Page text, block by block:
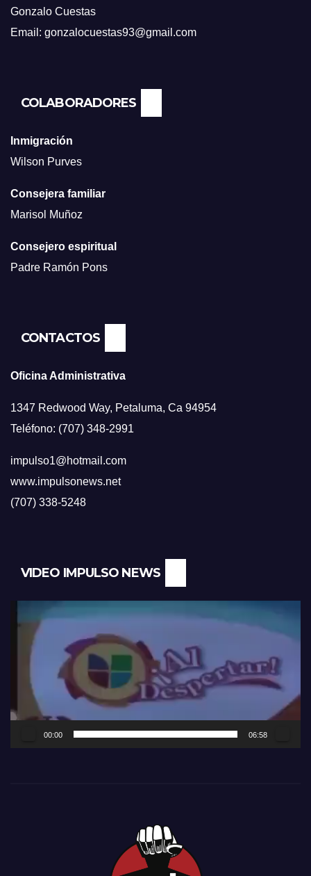
Gonzalo Cuestas
Email: gonzalocuestas93@gmail.com
COLABORADORES
Inmigración
Wilson Purves
Consejera familiar
Marisol Muñoz
Consejero espiritual
Padre Ramón Pons
CONTACTOS
Oficina Administrativa
1347 Redwood Way, Petaluma, Ca 94954
Teléfono: (707) 348-2991
impulso1@hotmail.com
www.impulsonews.net
(707) 338-5248
VIDEO IMPULSO NEWS
Reproductor
00:00 06:58